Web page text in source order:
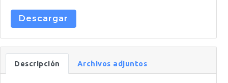
Descargar
Descripción Archivos adjuntos